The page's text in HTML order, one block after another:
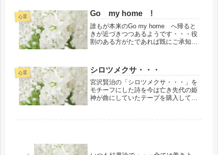
か？・・・と、至らないながらも哀し
みが込みあげて来る・・・一霊四魂の
ひとつ...
心霊 Go my home !
誰もが本来のGo my home へ帰ると
きが近づきつつあるようです・・・役
割のある方がたであれば既にご承知の
既にご承知のように個人をはじめ、人
類のエゴによる総括的...
心霊 シロツメクサ・・・
宮沢賢治の「シロツメクサ・・・」を
モチーフにした詩を今は亡き先代の姫
神が曲にしていたテープを購入してそ